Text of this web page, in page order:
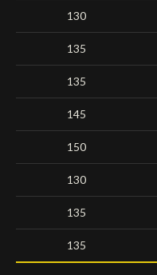
130
135
135
145
150
130
135
135